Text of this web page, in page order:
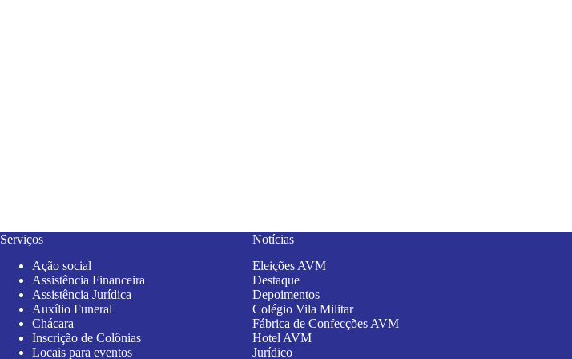
Serviços
Ação social
Assistência Financeira
Assistência Jurídica
Auxílio Funeral
Chácara
Inscrição de Colônias
Locais para eventos
Notícias
Eleições AVM
Destaque
Depoimentos
Colégio Vila Militar
Fábrica de Confecções AVM
Hotel AVM
Jurídico